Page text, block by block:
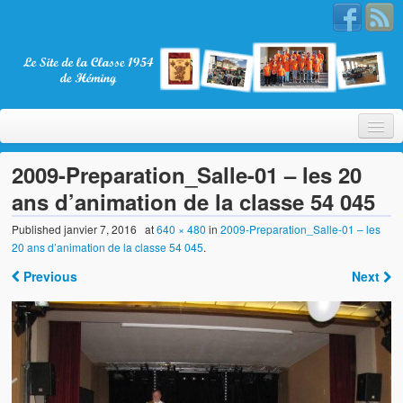
Bienvenue
Nos partenaires
2009-Preparation_Salle-01 – les 20
ans d’animation de la classe 54 045
Publishedjanvier 7, 2016 at640 × 480 in2009-Preparation_Salle-01 – les
20 ans d’animation de la classe 54 045.
Previous Next